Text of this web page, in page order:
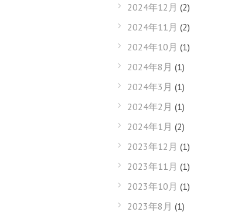
2024年12月 (2)
2024年11月 (2)
2024年10月 (1)
2024年8月 (1)
2024年3月 (1)
2024年2月 (1)
2024年1月 (2)
2023年12月 (1)
2023年11月 (1)
2023年10月 (1)
2023年8月 (1)